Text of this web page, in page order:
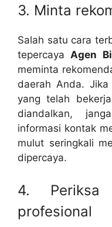
3. Minta
Salah satu cara
tepercaya Agen
meminta
daerah Anda.
yang telah
diandalkan,
informasi kontak
mulut seringkali
dipercaya.
4. Periksa
profesional